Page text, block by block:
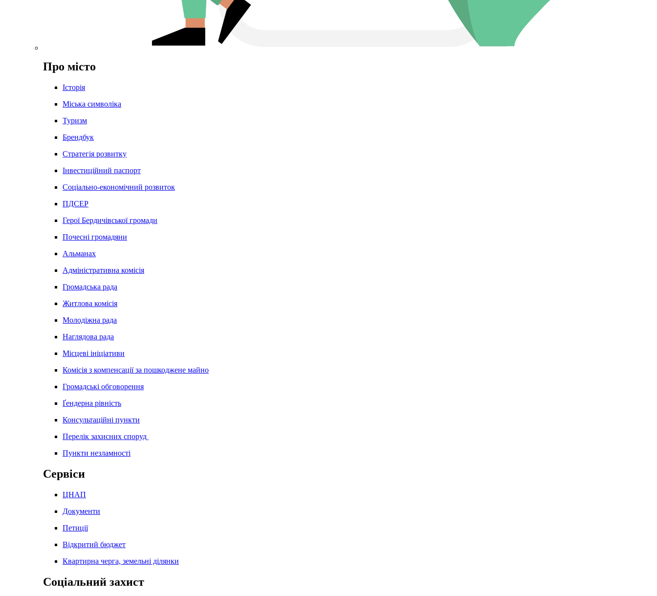
Про місто
Історія
Міська символіка
Туризм
Брендбук
Стратегія розвитку
Інвестиційний паспорт
Соціально-економічний розвиток
ПДСЕР
Герої Бердичівської громади
Почесні громадяни
Альманах
Адміністративна комісія
Громадська рада
Житлова комісія
Молодіжна рада
Наглядова рада
Місцеві ініціативи
Комісія з компенсації за пошкоджене майно
Громадські обговорення
Ґендерна рівність
Консультаційні пункти
Перелік захисних споруд
Пункти незламності
Сервіси
ЦНАП
Документи
Петиції
Відкритий бюджет
Квартирна черга, земельні ділянки
Соціальний захист